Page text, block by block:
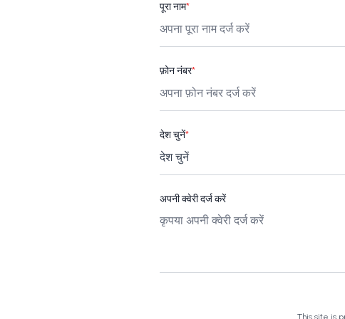
पूरा नाम*
फ़ोन नंबर*
देश चुनें*
अपनी क्वेरी दर्ज करें
This site is